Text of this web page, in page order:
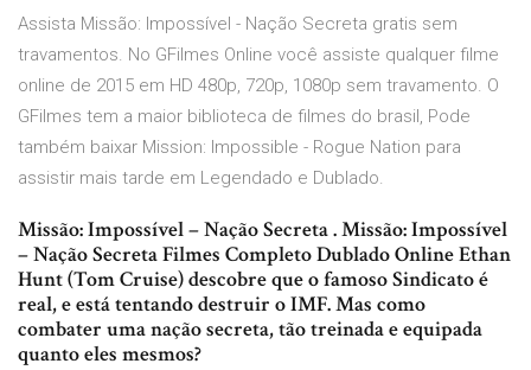
Assista Missão: Impossível - Nação Secreta gratis sem
travamentos. No GFilmes Online você assiste qualquer filme
online de 2015 em HD 480p, 720p, 1080p sem travamento. O
GFilmes tem a maior biblioteca de filmes do brasil, Pode
também baixar Mission: Impossible - Rogue Nation para
assistir mais tarde em Legendado e Dublado.
Missão: Impossível – Nação Secreta . Missão: Impossível
– Nação Secreta Filmes Completo Dublado Online Ethan
Hunt (Tom Cruise) descobre que o famoso Sindicato é
real, e está tentando destruir o IMF. Mas como
combater uma nação secreta, tão treinada e equipada
quanto eles mesmos?